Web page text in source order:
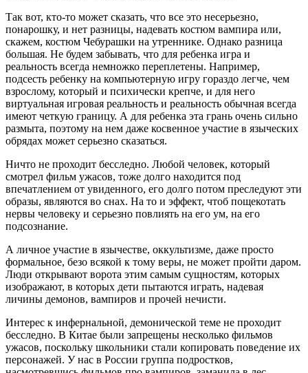
Так вот, кто-то может сказать, что все это несерьезно,
понарошку, и нет разницы, надевать костюм вампира или,
скажем, костюм Чебурашки на утреннике. Однако разница
большая. Не будем забывать, что для ребенка игра и
реальность всегда немножко переплетены. Например,
подсесть ребенку на компьютерную игру гораздо легче, чем
взрослому, который и психически крепче, и для него
виртуальная игровая реальность и реальность обычная всегда
имеют четкую границу. А для ребенка эта грань очень сильно
размыта, поэтому на нем даже косвенное участие в языческих
обрядах может серьезно сказаться.
Ничто не проходит бесследно. Любой человек, который
смотрел фильм ужасов, тоже долго находится под
впечатлением от увиденного, его долго потом преследуют эти
образы, являются во снах. На то и эффект, чтоб пощекотать
нервы человеку и серьезно повлиять на его ум, на его
подсознание.
А личное участие в язычестве, оккультизме, даже просто
формальное, безо всякой к тому веры, не может пройти даром.
Люди открывают ворота этим самым сущностям, которых
изображают, в которых дети пытаются играть, надевая
личины демонов, вампиров и прочей нечисти.
Интерес к инфернальной, демонической теме не проходит
бесследно. В Китае были запрещены несколько фильмов
ужасов, поскольку школьники стали копировать поведение их
персонажей. У нас в России группа подростков,